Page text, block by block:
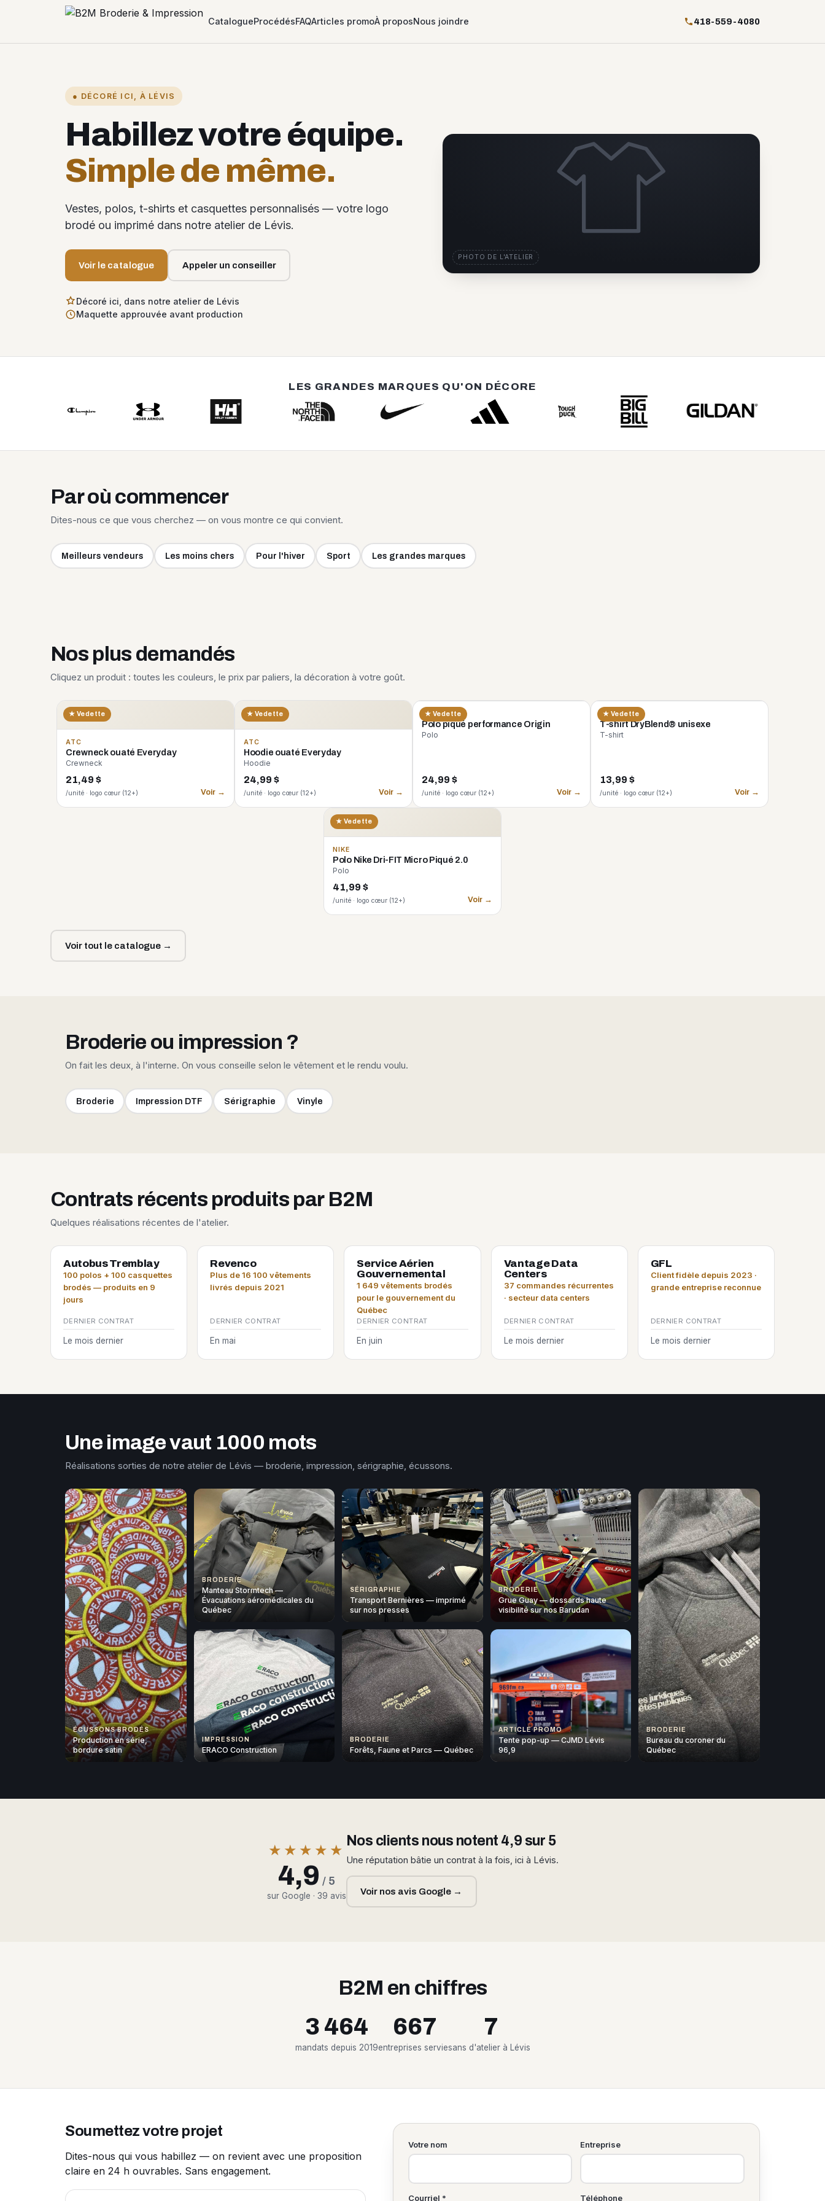
CatalogueProcédésFAQArticles promoÀ proposNous joindre 418-559-4080
● DÉCORÉ ICI, À LÉVIS
Habillez votre équipe.
Simple de même.
Vestes, polos, t-shirts et casquettes personnalisés — votre logo
brodé ou imprimé dans notre atelier de Lévis.
Voir le catalogue Appeler un conseiller
Décoré ici, dans notre atelier de Lévis
Maquette approuvée avant production
PHOTO DE L'ATELIER
LES GRANDES MARQUES QU'ON DÉCORE
Par où commencer
Dites-nous ce que vous cherchez — on vous montre ce qui convient.
Meilleurs vendeurs Les moins chers Pour l'hiver Sport Les grandes marques
Nos plus demandés
Cliquez un produit : toutes les couleurs, le prix par paliers, la décoration à votre goût.
★ Vedette
ATC
Crewneck ouaté Everyday
Crewneck
21,49 $
/unité · logo cœur (12+) Voir →
★ Vedette
ATC
Hoodie ouaté Everyday
Hoodie
24,99 $
/unité · logo cœur (12+) Voir →
★ Vedette
CORE 365
Polo piqué performance Origin
Polo
24,99 $
/unité · logo cœur (12+) Voir →
★ Vedette
GILDAN
T-shirt DryBlend® unisexe
T-shirt
13,99 $
/unité · logo cœur (12+) Voir →
★ Vedette
NIKE
Polo Nike Dri-FIT Micro Piqué 2.0
Polo
41,99 $
/unité · logo cœur (12+) Voir →
Voir tout le catalogue →
Broderie ou impression ?
On fait les deux, à l'interne. On vous conseille selon le vêtement et le rendu voulu.
Broderie Impression DTF Sérigraphie Vinyle
Contrats récents produits par B2M
Quelques réalisations récentes de l'atelier.
Autobus Tremblay
100 polos + 100 casquettes
brodés — produits en 9
jours
DERNIER CONTRAT
Le mois dernier
Revenco
Plus de 16 100 vêtements
livrés depuis 2021
DERNIER CONTRAT
En mai
Service Aérien
Gouvernemental
1 649 vêtements brodés
pour le gouvernement du
Québec
DERNIER CONTRAT
En juin
Vantage Data
Centers
37 commandes récurrentes
· secteur data centers
DERNIER CONTRAT
Le mois dernier
GFL
Client fidèle depuis 2023 ·
grande entreprise reconnue
DERNIER CONTRAT
Le mois dernier
Une image vaut 1000 mots
Réalisations sorties de notre atelier de Lévis — broderie, impression, sérigraphie, écussons.
ÉCUSSONS BRODÉS
Production en série,
bordure satin
BRODERIE
Manteau Stormtech —
Évacuations aéromédicales du
Québec
SÉRIGRAPHIE
Transport Bernières — imprimé
sur nos presses
BRODERIE
Grue Guay — dossards haute
visibilité sur nos Barudan
BRODERIE
Bureau du coroner du
Québec
IMPRESSION
ERACO Construction
BRODERIE
Forêts, Faune et Parcs — Québec
ARTICLE PROMO
Tente pop-up — CJMD Lévis
96,9
★★★★★
4,9 / 5
sur Google · 39 avis
Nos clients nous notent 4,9 sur 5
Une réputation bâtie un contrat à la fois, ici à Lévis.
Voir nos avis Google →
B2M en chiffres
3 464
mandats depuis 2019
667
entreprises servies
7
ans d'atelier à Lévis
Soumettez votre projet
Dites-nous qui vous habillez — on revient avec une proposition
claire en 24 h ouvrables. Sans engagement.
Votre nom Entreprise
Courriel * Téléphone